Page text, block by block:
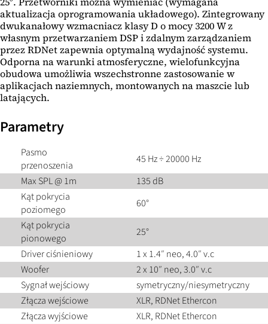
aktualizacja oprogramowania układowego). Zintegrowany
dwukanałowy wzmacniacz klasy D o mocy 3200 W z
własnym przetwarzaniem DSP i zdalnym zarządzaniem
przez RDNet zapewnia optymalną wydajność systemu.
Odporna na warunki atmosferyczne, wielofunkcyjna
obudowa umożliwia wszechstronne zastosowanie w
aplikacjach naziemnych, montowanych na maszcie lub
latających.
Parametry
Pasmo
przenoszenia
45 Hz ÷ 20000 Hz
Max SPL @ 1m
135 dB
Kąt pokrycia
poziomego
60°
Kąt pokrycia
pionowego
25°
Driver ciśnieniowy
1 x 1.4″ neo, 4.0″ v.c
Woofer
2 x 10″ neo, 3.0″ v.c
Sygnał wejściowy
symetryczny/niesymetryczny
Złącza wejściowe
XLR, RDNet Ethercon
Złącza wyjściowe
XLR, RDNet Ethercon